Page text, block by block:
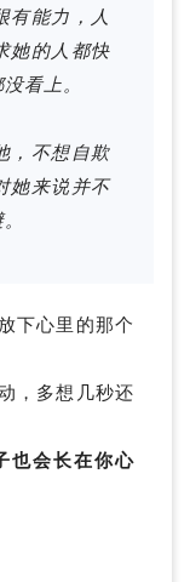
有能力，人
她的人都快
看上。
，不想自欺
她来说并不
下心里的那个
，多想几秒还
也会长在你心